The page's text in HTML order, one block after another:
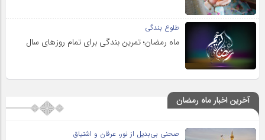
طلوع بندگی
ماه رمضان؛ تمرین بندگی برای تمام روزهای سال
آخرین اخبار ماه رمضان
صحنی بی‌بدیل از نور، عرفان و اشتیاق